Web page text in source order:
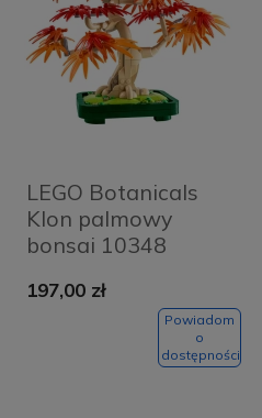
LEGO Botanicals
Klon palmowy
bonsai 10348
197,00 zł
Powiadom
o
dostępności